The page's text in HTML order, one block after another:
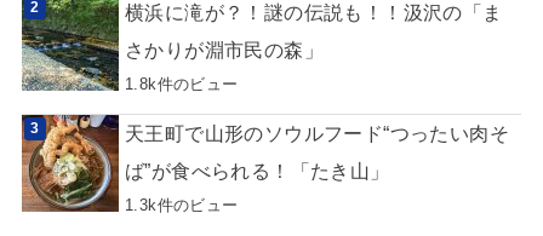
横浜に滝が？！謎の伝説も！！汲沢の「ま
さかりが淵市民の森」
1.8k件のビュー
天王町で山形のソウルフード“つったい肉そ
ば”が食べられる！「たき山」
1.3k件のビュー